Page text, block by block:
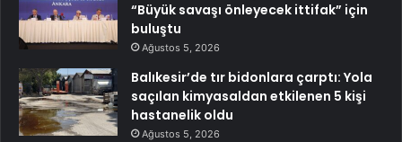
“Büyük savaşı önleyecek ittifak” için
buluştu
Ağustos 5, 2026
Balıkesir’de tır bidonlara çarptı: Yola
saçılan kimyasaldan etkilenen 5 kişi
hastanelik oldu
Ağustos 5, 2026